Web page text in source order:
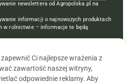
newslettera od Agropolska.pl na
informacji o najnowszych produktach
w rolnictwie – informacje te będą
Ci najlepsze wrażenia z
zawartość naszej witryny,
odpowiednie reklamy. Aby